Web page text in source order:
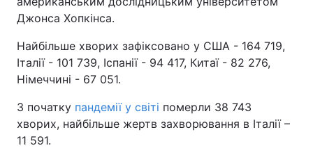
Здоров'я
Цікавинки Погода
Екологія
Лонгріди
Джонса Хопкінса.
Найбільше хворих зафіксовано у США - 164 719,
Італії - 101 739, Іспанії - 94 417, Китаї - 82 276,
Німеччині - 67 051.
З початку пандемії у світі померли 38 743
хворих, найбільше жертв захворювання в Італії –
11 591.